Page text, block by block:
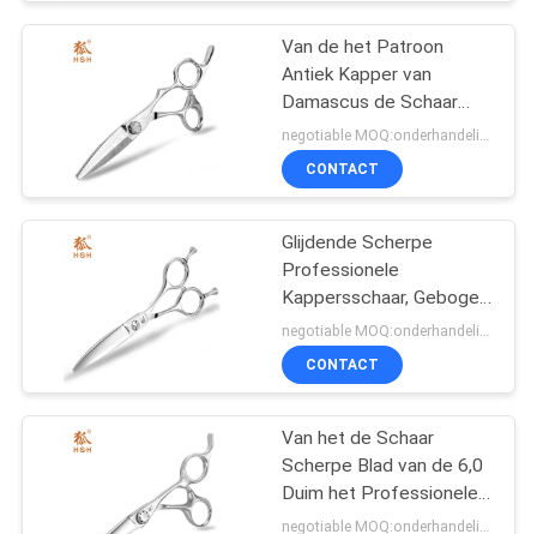
POLICY
Van de het Patroon
Antiek Kapper van
Damascus de Schaar
Glijdend het snijden
Aangepast Embleem
negotiable MOQ:onderhandelingen
CONTACT
Glijdende Scherpe
Professionele
Kappersschaar, Gebogen
het UFOschroef van de
Bladschaar
CONTACT
Van het de Schaar
Scherpe Blad van de 6,0
Duim het Professionele
Kapper Hoofd van de het